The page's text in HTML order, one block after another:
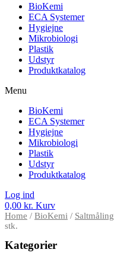
BioKemi
ECA Systemer
Hygiejne
Mikrobiologi
Plastik
Udstyr
Produktkatalog
Menu
BioKemi
ECA Systemer
Hygiejne
Mikrobiologi
Plastik
Udstyr
Produktkatalog
Log ind
0,00 kr. Kurv
Home / BioKemi / Saltmåling
stk.
Kategorier